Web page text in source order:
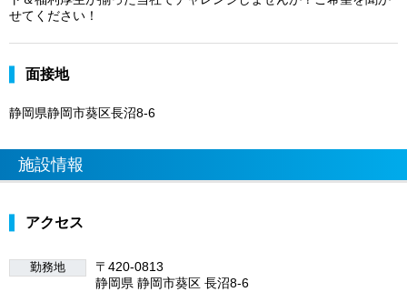
せてください！
面接地
静岡県静岡市葵区長沼8-6
施設情報
アクセス
勤務地
〒420-0813
静岡県 静岡市葵区 長沼8-6